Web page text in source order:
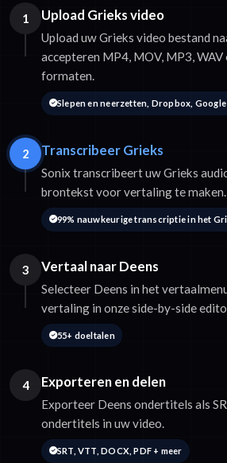
1 Upload Grieks video
Upload uw Grieks video bestand
accepteren MP4, MOV, MP3, WAV
formaten.
Slepen en neerzetten, Dropbox, Google
2 Transcribeer Grieks
Sonix transcribeert uw Grieks
brontekst voor vertaling te maken.
99% nauwkeurige transcriptie in het
3 Vertaal naar Deens
Selecteer Deens in het
vertaling in onze side-by-side
55+ doeltalen
4 Exporteren en delen
Exporteer Deens ondertitels als
ondertitels in uw video.
SRT, VTT, DOCX, PDF + meer